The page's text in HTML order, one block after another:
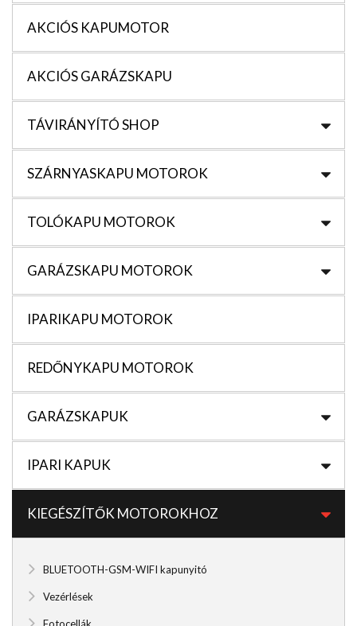
AKCIÓS KAPUMOTOR
AKCIÓS GARÁZSKAPU
TÁVIRÁNYÍTÓ SHOP
SZÁRNYASKAPU MOTOROK
TOLÓKAPU MOTOROK
GARÁZSKAPU MOTOROK
IPARIKAPU MOTOROK
REDŐNYKAPU MOTOROK
GARÁZSKAPUK
IPARI KAPUK
KIEGÉSZÍTŐK MOTOROKHOZ
BLUETOOTH-GSM-WIFI kapunyitó
Vezérlések